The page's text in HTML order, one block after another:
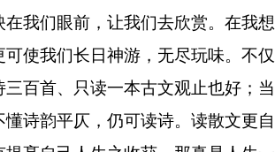
在我们眼前，让我们去欣赏。在我
可使我们长日神游，无尽玩味。不
三百首、只读一本古文观止也好；
懂诗韵平仄，仍可读诗。读散文更